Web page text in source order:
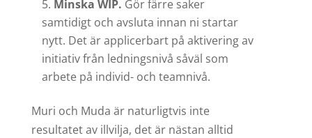
Minska WIP. Gör färre saker
samtidigt och avsluta innan ni startar
nytt. Det är applicerbart på aktivering av
initiativ från ledningsnivå såväl som
arbete på individ- och teamnivå.
Muri och Muda är naturligtvis inte
resultatet av illvilja, det är nästan alltid